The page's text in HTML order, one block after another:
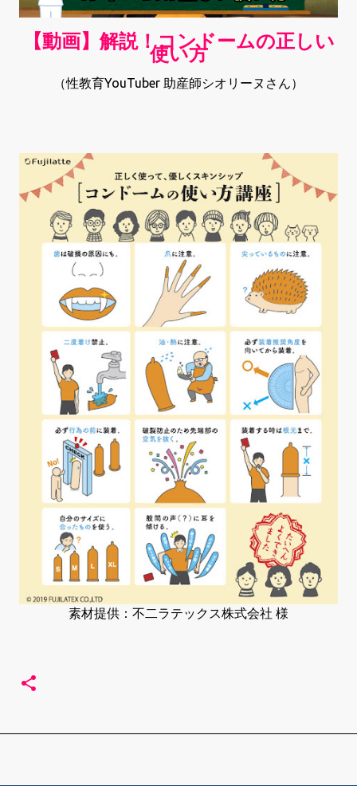
【動画】解説！コンドームの正しい
使い方
（性教育YouTuber 助産師シオリーヌさん）
素材提供：不二ラテックス株式会社 様